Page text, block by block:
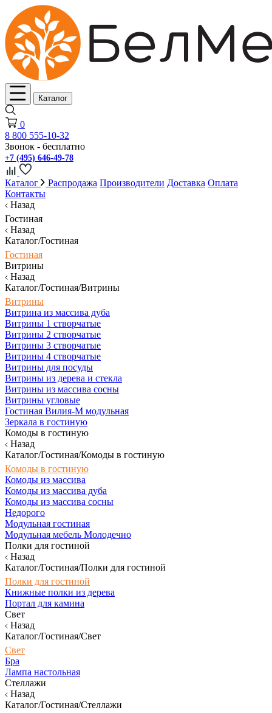
Каталог
0
8 800 555-10-32
Звонок - бесплатно
+7 (495) 646-49-78
Каталог Распродажа Производители Доставка Оплата
Контакты
Назад
Гостиная
Назад
Каталог/Гостиная
Гостиная
Витрины
Назад
Каталог/Гостиная/Витрины
Витрины
Витрина из массива дуба
Витрины 1 створчатые
Витрины 2 створчатые
Витрины 3 створчатые
Витрины 4 створчатые
Витрины для посуды
Витрины из дерева и стекла
Витрины из массива сосны
Витрины угловые
Гостиная Вилия-М модульная
Зеркала в гостиную
Комоды в гостиную
Назад
Каталог/Гостиная/Комоды в гостиную
Комоды в гостиную
Комоды из массива
Комоды из массива дуба
Комоды из массива сосны
Недорого
Модульная гостиная
Модульная мебель Молодечно
Полки для гостиной
Назад
Каталог/Гостиная/Полки для гостиной
Полки для гостиной
Книжные полки из дерева
Портал для камина
Свет
Назад
Каталог/Гостиная/Свет
Свет
Бра
Лампа настольная
Стеллажи
Назад
Каталог/Гостиная/Стеллажи